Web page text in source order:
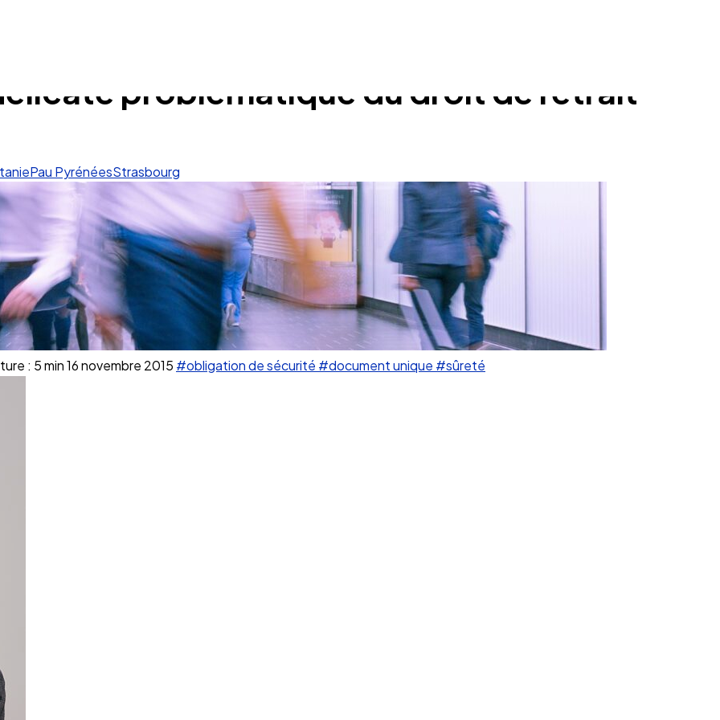
problématique du droit de retrait
: 5 min16 novembre 2015 #obligation de sécurité #document unique #sûreté